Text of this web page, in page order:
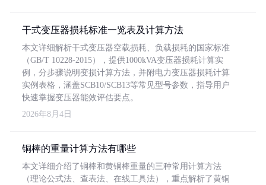
干式变压器损耗标准一览表及计算方法
本文详细解析干式变压器空载损耗、负载损耗的国家标准
（GB/T 10228-2015），提供1000kVA变压器损耗计算实
例，分步骤说明变损计算方法，并附电力变压器损耗计算
实例表格，涵盖SCB10/SCB13等常见型号参数，指导用户
快速掌握变压器能效评估要点。
2026年8月4日
铜棒的重量计算方法有哪些
本文详细介绍了铜棒和黄铜棒重量的三种常用计算方法
（理论公式法、查表法、在线工具法），重点解析了黄铜